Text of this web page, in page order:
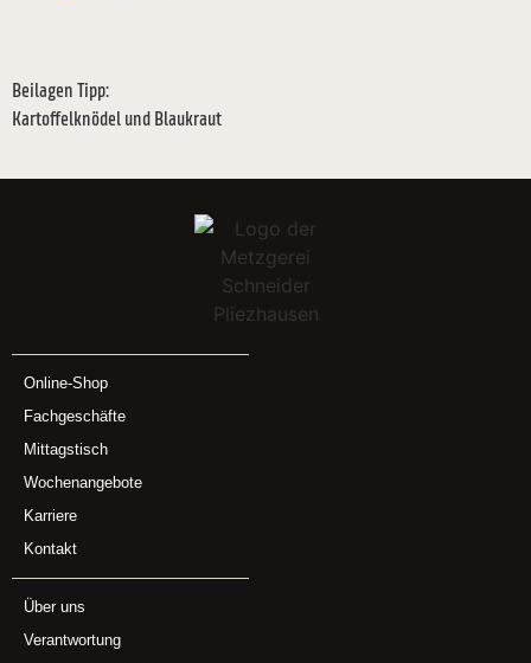
Beilagen Tipp:
Kartoffelknödel und Blaukraut
Online-Shop
Fachgeschäfte
Mittagstisch
Wochenangebote
Karriere
Kontakt
Über uns
Verantwortung